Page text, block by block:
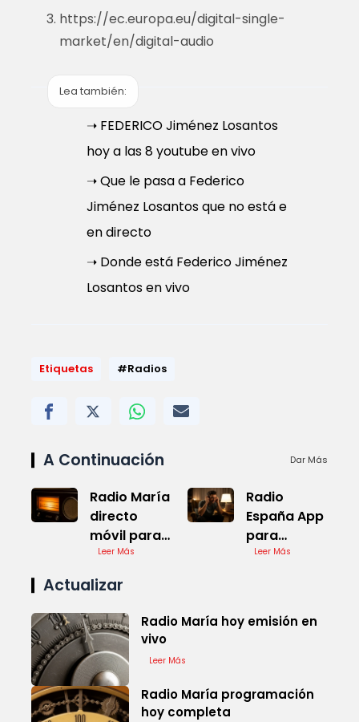
https://ec.europa.eu/digital-single-
market/en/digital-audio
Lea también:
➝ FEDERICO Jiménez Losantos
hoy a las 8 youtube en vivo
➝ Que le pasa a Federico
Jiménez Losantos que no está e
en directo
➝ Donde está Federico Jiménez
Losantos en vivo
Etiquetas #Radios
A Continuación Dar Más
Radio María
directo
móvil para
escuchar
ahora
Leer Más
Radio
España App
para
Escuchar en
Leer Más
Actualizar
Radio María hoy emisión en
vivo
Leer Más
Radio María programación
hoy completa